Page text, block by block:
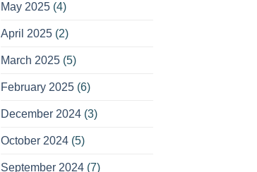
May 2025(4)
April 2025(2)
March 2025(5)
February 2025(6)
December 2024(3)
October 2024(5)
September 2024(7)